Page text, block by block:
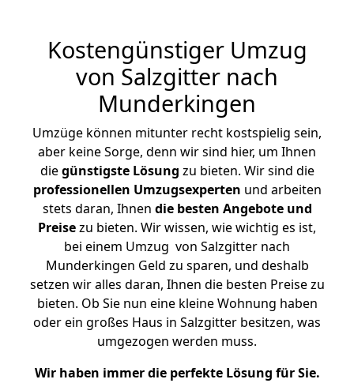
Kostengünstiger Umzug
von Salzgitter nach
Munderkingen
Umzüge können mitunter recht kostspielig sein,
aber keine Sorge, denn wir sind hier, um Ihnen
diegünstigste Lösung zu bieten. Wir sind die
professionellen Umzugsexperten und arbeiten
stets daran, Ihnen die besten Angebote und
Preisezu bieten. Wir wissen, wie wichtig es ist,
bei einem Umzug von Salzgitter nach
Munderkingen Geld zu sparen, und deshalb
setzen wir alles daran, Ihnen die besten Preise zu
bieten. Ob Sie nun eine kleine Wohnung haben
oder ein großes Haus in Salzgitter besitzen, was
umgezogen werden muss.
Wir haben immer die perfekte Lösung für Sie.